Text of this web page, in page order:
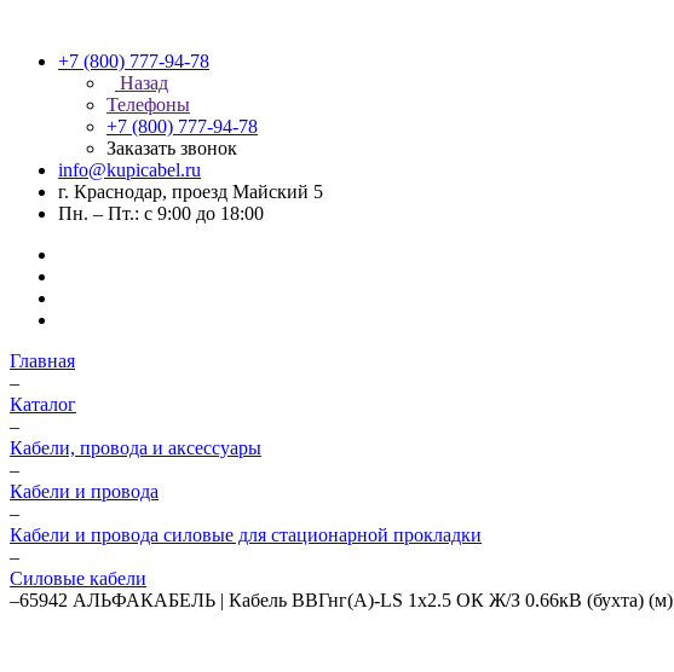
+7 (800) 777-94-78
Назад
Телефоны
+7 (800) 777-94-78
Заказать звонок
info@kupicabel.ru
г. Краснодар, проезд Майский 5
Пн. – Пт.: с 9:00 до 18:00
Главная
–
Каталог
–
Кабели, провода и аксессуары
–
Кабели и провода
–
Кабели и провода силовые для стационарной прокладки
–
Силовые кабели
–65942 АЛЬФАКАБЕЛЬ | Кабель ВВГнг(А)-LS 1х2.5 ОК Ж/З 0.66кВ (бухта) (м)